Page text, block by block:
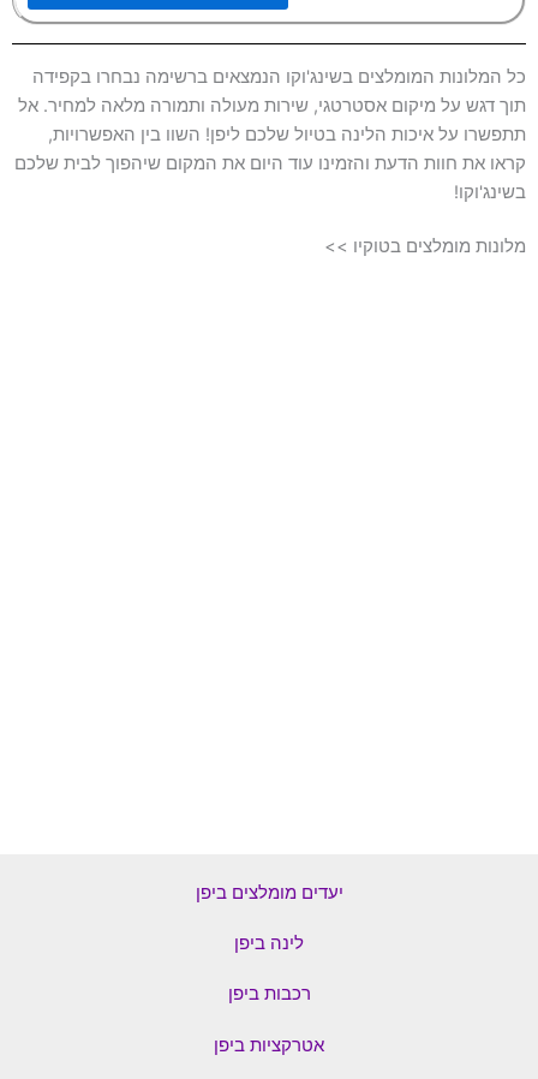
כל המלונות המומלצים בשינג'וקו הנמצאים ברשימה נבחרו בקפידה
תוך דגש על מיקום אסטרטגי, שירות מעולה ותמורה מלאה למחיר. אל
תתפשרו על איכות הלינה בטיול שלכם ליפן! השוו בין האפשרויות,
קראו את חוות הדעת והזמינו עוד היום את המקום שיהפוך לבית שלכם
בשינג'וקו!
מלונות מומלצים בטוקיו >>
יעדים מומלצים ביפן
לינה ביפן
רכבות ביפן
אטרקציות ביפן